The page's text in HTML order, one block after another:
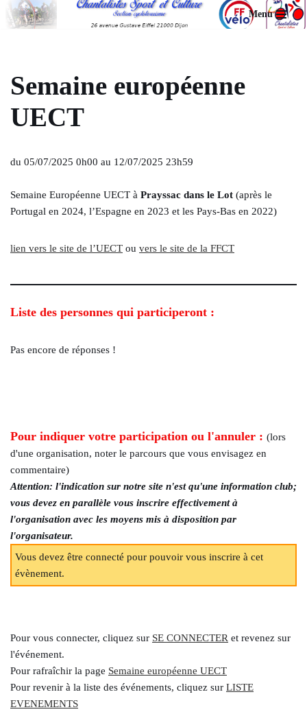
Menu
Semaine européenne
UECT
du 05/07/2025 0h00 au 12/07/2025 23h59
Semaine Européenne UECT à Prayssac dans le Lot (après le
Portugal en 2024, l’Espagne en 2023 et les Pays-Bas en 2022)
lien vers le site de l’UECT ou vers le site de la FFCT
Liste des personnes qui participeront :
Pas encore de réponses !
Pour indiquer votre participation ou l'annuler : (lors
d'une organisation, noter le parcours que vous envisagez en
commentaire)
Attention: l'indication sur notre site n'est qu'une information club;
vous devez en parallèle vous inscrire effectivement à
l'organisation avec les moyens mis à disposition par
l'organisateur.
Vous devez être connecté pour pouvoir vous inscrire à cet
évènement.
Pour vous connecter, cliquez sur SE CONNECTER et revenez sur
l'événement.
Pour rafraîchir la page Semaine européenne UECT
Pour revenir à la liste des événements, cliquez sur LISTE
EVENEMENTS